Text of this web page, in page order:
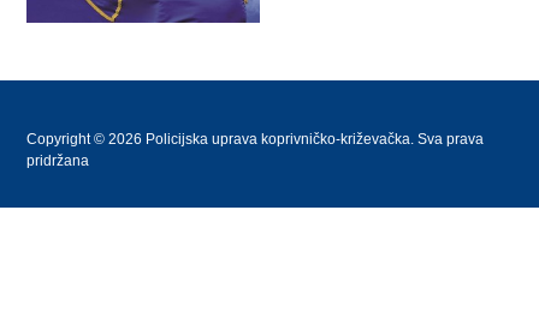
Copyright © 2026 Policijska uprava koprivničko-križevačka. Sva prava
pridržana